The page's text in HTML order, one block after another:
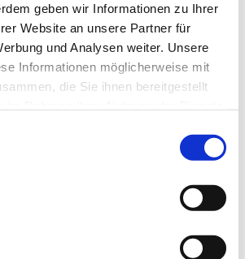
geben wir Informationen zu Ihrer
Website an unsere Partner für
und Analysen weiter. Unsere
Informationen möglicherweise mit
die Sie ihnen bereitgestellt
Saalfelder Energienetzen